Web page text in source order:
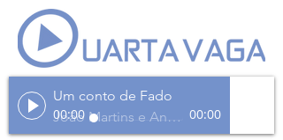
Um conto de Fado
João Martins e André Teixeira
00:00 00:00